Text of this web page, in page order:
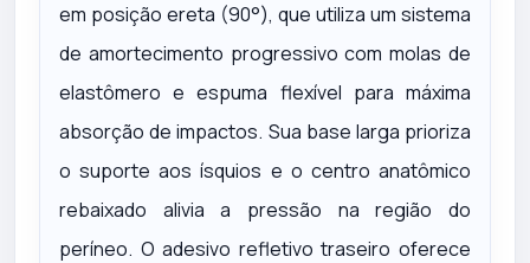
em posição ereta (90°), que utiliza um sistema
de amortecimento progressivo com molas de
elastômero e espuma flexível para máxima
absorção de impactos. Sua base larga prioriza
o suporte aos ísquios e o centro anatômico
rebaixado alivia a pressão na região do
períneo. O adesivo refletivo traseiro oferece